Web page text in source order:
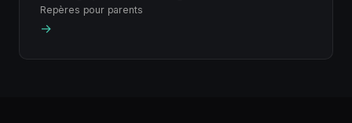
Repères pour parents
→